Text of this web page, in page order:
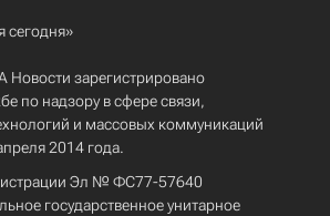
Новости зарегистрировано
по надзору в сфере связи,
и массовых коммуникаций
2014 года.
Эл № ФС77-57640
государственное унитарное